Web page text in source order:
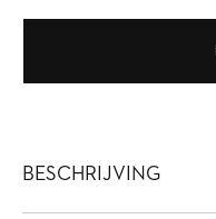
Eau
BESCHRIJVING